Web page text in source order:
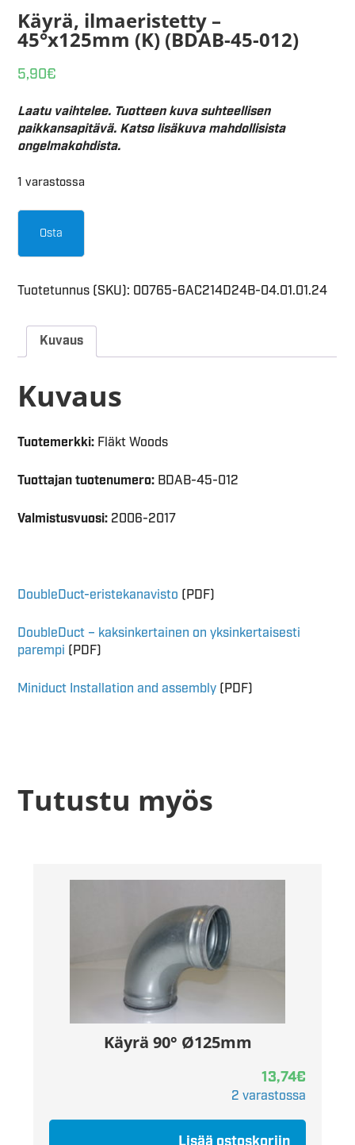
Käyrä, ilmaeristetty –
45°x125mm (K) (BDAB-45-012)
5,90€
Laatu vaihtelee. Tuotteen kuva suhteellisen
paikkansapitävä. Katso lisäkuva mahdollisista
ongelmakohdista.
1 varastossa
Osta
Tuotetunnus (SKU): 00765-6AC214D24B-04.01.01.24
Kuvaus
Kuvaus
Tuotemerkki: Fläkt Woods
Tuottajan tuotenumero: BDAB-45-012
Valmistusvuosi: 2006-2017
DoubleDuct-eristekanavisto (PDF)
DoubleDuct – kaksinkertainen on yksinkertaisesti
parempi (PDF)
Miniduct Installation and assembly (PDF)
Tutustu myös
Käyrä 90° Ø125mm
13,74€
2 varastossa